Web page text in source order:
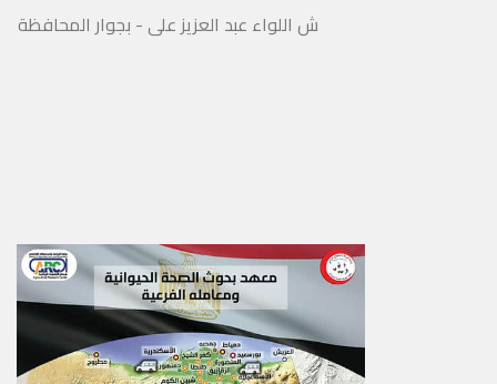
ش اللواء عبد العزيز على - بجوار المحافظة